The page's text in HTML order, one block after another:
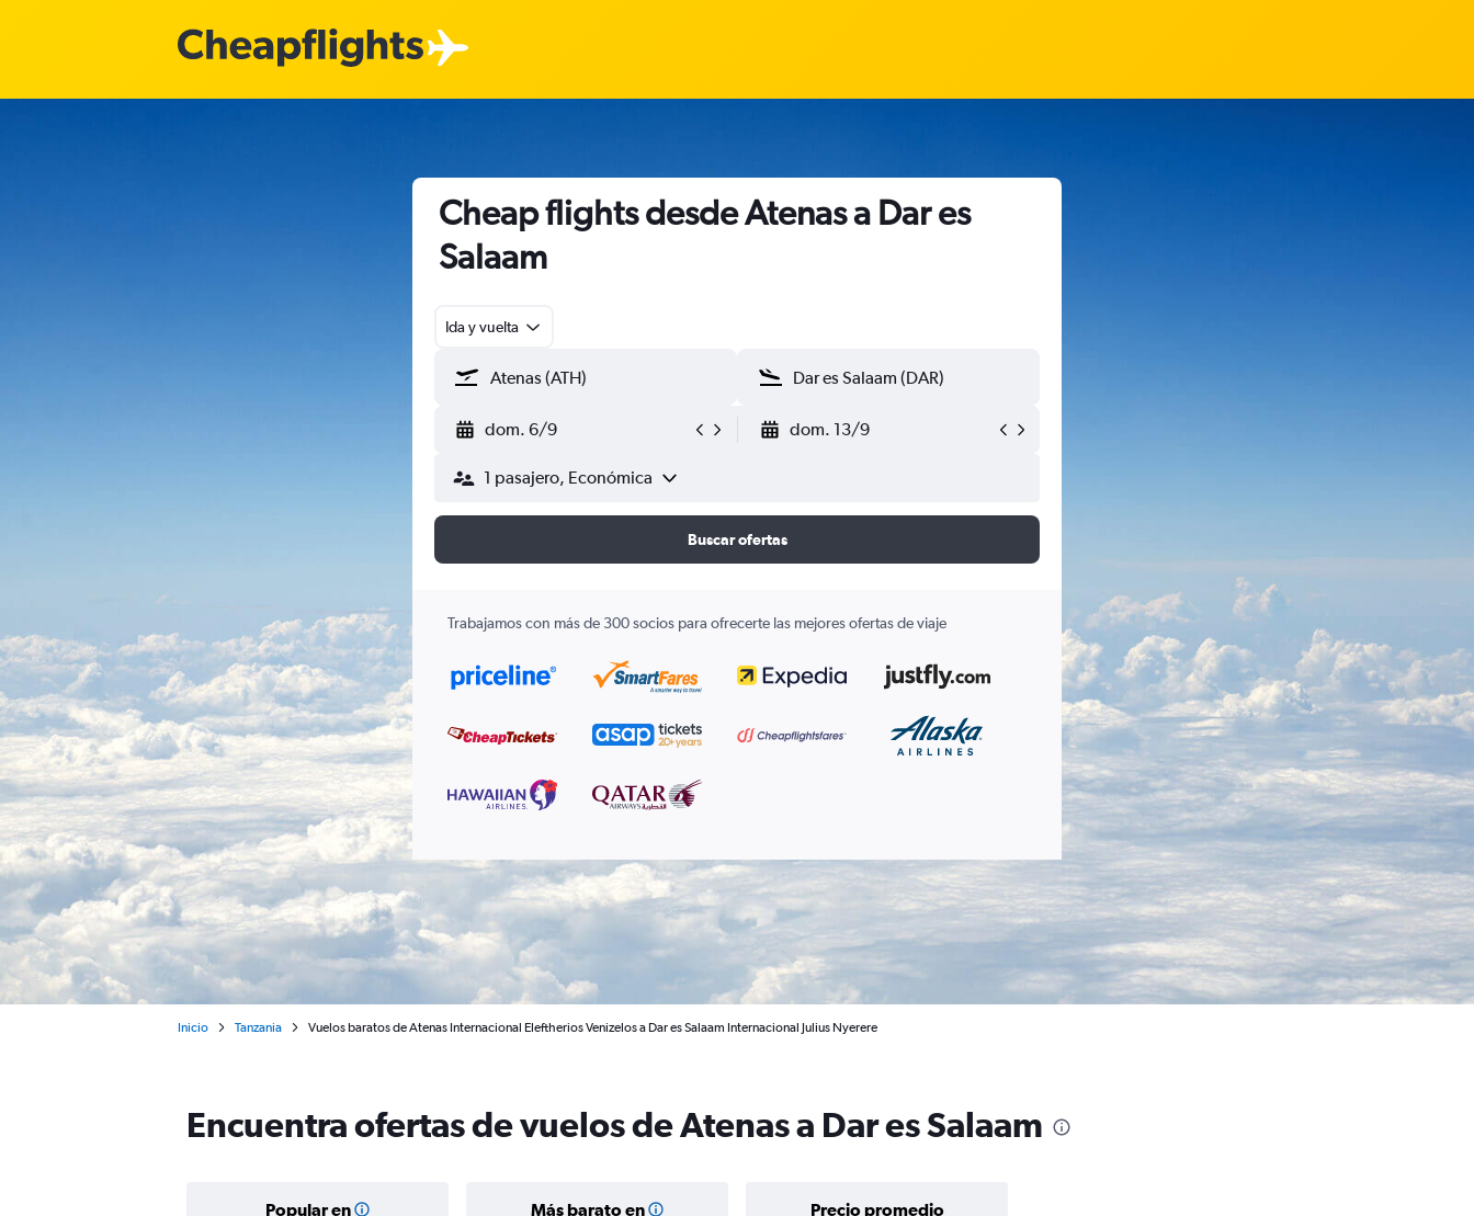
Cheap flights desde Atenas a Dar es
Salaam
Ida y vuelta
dom. 6/9 dom. 13/9
1 pasajero, Económica
Buscar ofertas
Trabajamos con más de 300 socios para ofrecerte las mejores ofertas de viaje
Inicio Tanzania Vuelos baratos de Atenas Internacional Eleftherios Venizelos a Dar es Salaam Internacional Julius Nyerere
Encuentra ofertas de vuelos de Atenas a Dar es Salaam
Popular en Más barato en Precio promedio